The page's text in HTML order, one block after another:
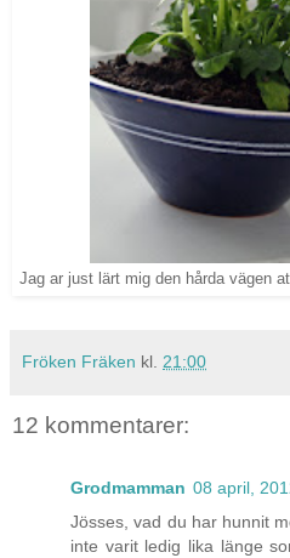
Jag ar just lärt mig den hårda vägen
Fröken Fräken kl. 21:00
12 kommentarer:
Grodmamman 08 april,
Jösses, vad du har hunnit
inte varit ledig lika länge